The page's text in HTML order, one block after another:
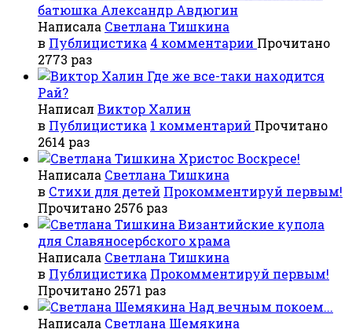
батюшка Александр Авдюгин
Написала Светлана Тишкина
в Публицистика 4 комментарии Прочитано
2773 раз
Где же все-таки находится
Рай?
Написал Виктор Халин
в Публицистика 1 комментарий Прочитано
2614 раз
Христос Воскресе!
Написала Светлана Тишкина
в Стихи для детей Прокомментируй первым!
Прочитано 2576 раз
Византийские купола
для Славяносербского храма
Написала Светлана Тишкина
в Публицистика Прокомментируй первым!
Прочитано 2571 раз
Над вечным покоем...
Написала Светлана Шемякина